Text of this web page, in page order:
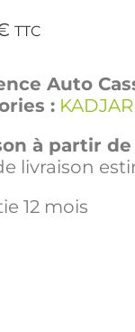
TTC
Auto
:
à partir de
livraison
12 mois